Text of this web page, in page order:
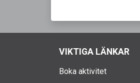
VIKTIGA LÄNKAR
Boka aktivitet